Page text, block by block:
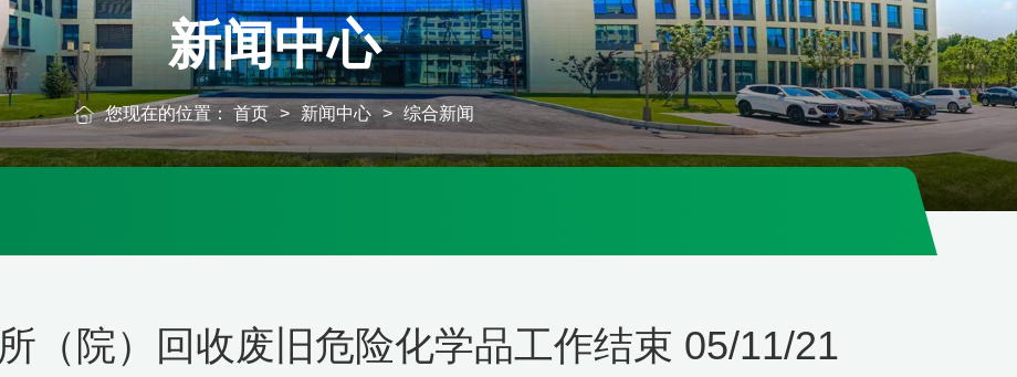
新闻中心
您现在的位置： 首页 > 新闻中心 > 综合新闻
所（院）回收废旧危险化学品工作结束 05/11/21